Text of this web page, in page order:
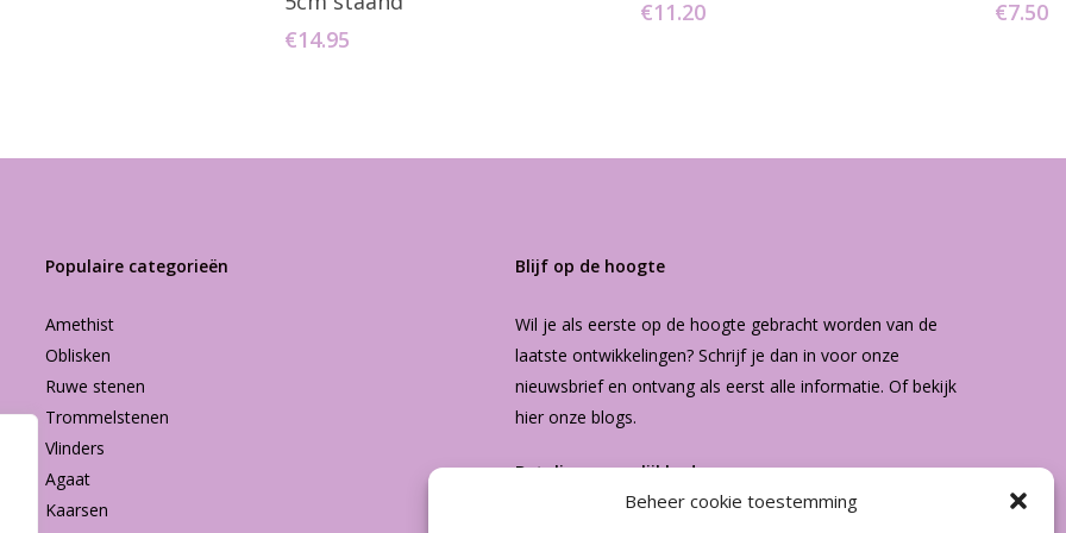
Beheer cookie toestemming
€14.95
€11.20
€7.50
Populaire categorieën
Amethist
Oblisken
Ruwe stenen
Trommelstenen
Vlinders
Agaat
Kaarsen
Blijf op de hoogte
Wil je als eerste op de hoogte gebracht worden van de
laatste ontwikkelingen? Schrijf je dan in voor onze
nieuwsbriefen ontvang als eerst alle informatie. Of bekijk
hier onzeblogs.
Betalingsmogelijkheden